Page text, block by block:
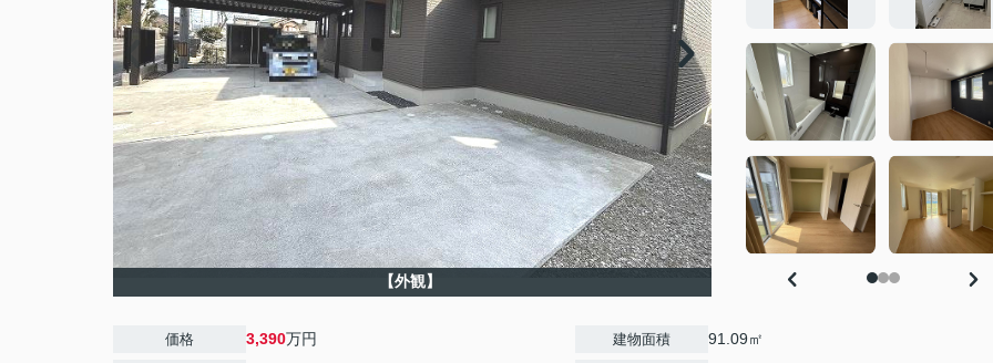
【外観】
価格 3,390万円 建物面積 91.09㎡